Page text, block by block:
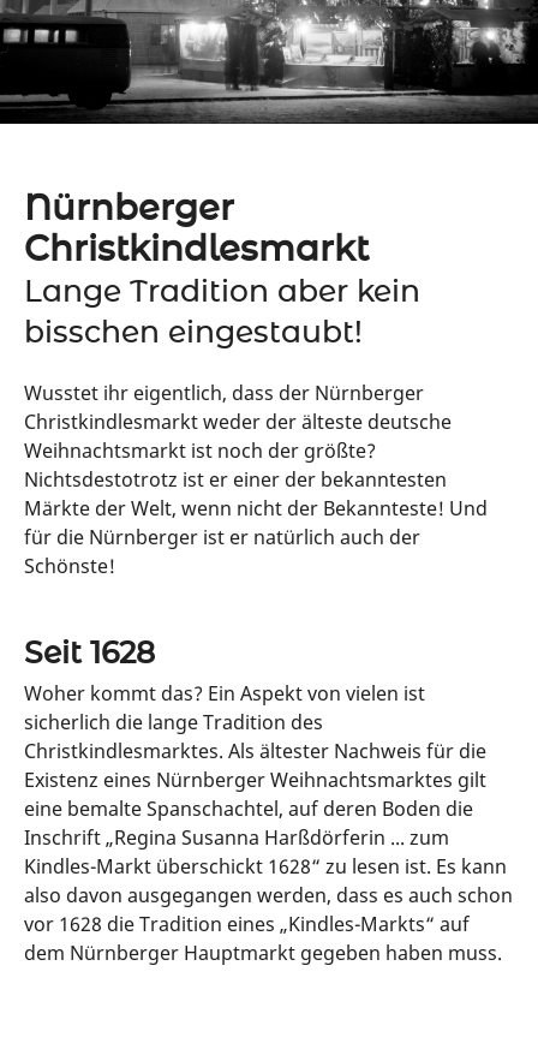
Nürnberger
Christkindlesmarkt
Lange Tradition aber kein
bisschen eingestaubt!
Wusstet ihr eigentlich, dass der Nürnberger
Christkindlesmarkt weder der älteste deutsche
Weihnachtsmarkt ist noch der größte?
Nichtsdestotrotz ist er einer der bekanntesten
Märkte der Welt, wenn nicht der Bekannteste! Und
für die Nürnberger ist er natürlich auch der
Schönste!
Seit 1628
Woher kommt das? Ein Aspekt von vielen ist
sicherlich die lange Tradition des
Christkindlesmarktes. Als ältester Nachweis für die
Existenz eines Nürnberger Weihnachtsmarktes gilt
eine bemalte Spanschachtel, auf deren Boden die
Inschrift „Regina Susanna Harßdörferin ... zum
Kindles-Markt überschickt 1628“ zu lesen ist. Es kann
also davon ausgegangen werden, dass es auch schon
vor 1628 die Tradition eines „Kindles-Markts“ auf
dem Nürnberger Hauptmarkt gegeben haben muss.